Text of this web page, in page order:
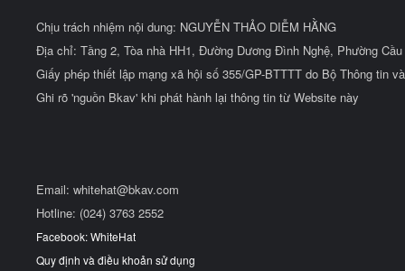
Chịu trách nhiệm nội dung: NGUYỄN THẢO DIỄM HẰNG
Địa chỉ: Tầng 2, Tòa nhà HH1, Đường Dương Đình Nghệ, Phường
Giấy phép thiết lập mạng xã hội số 355/GP-BTTTT do Bộ Thông tin
Ghi rõ 'nguồn Bkav' khi phát hành lại thông tin từ Website này
Email: whitehat@bkav.com
Hotline: (024) 3763 2552
Facebook: WhiteHat
Quy định và điều khoản sử dụng